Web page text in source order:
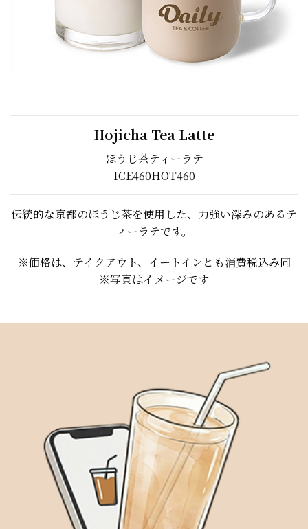
Hojicha Tea Latte
ほうじ茶ティーラテ
ICE460HOT460
伝統的な京都のほうじ茶を使用した、力強い深みのあるテ
ィーラテです。
※価格は、テイクアウト、イートインとも消費税込み同
※写真はイメージです